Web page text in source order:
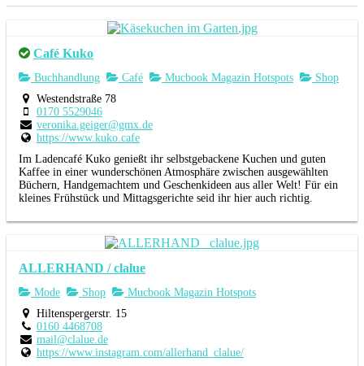
Café Kuko
Buchhandlung Café Mucbook Magazin Hotspots
Shop
Westendstraße 78
0170 5529046
veronika.geiger@gmx.de
https://www.kuko.cafe
Im Ladencafé Kuko genießt ihr selbstgebackene Kuchen und guten
Kaffee in einer wunderschönen Atmosphäre zwischen ausgewählten
Büchern, Handgemachtem und Geschenkideen aus aller Welt! Für ein
kleines Frühstück und Mittagsgerichte seid ihr hier auch richtig.
ALLERHAND / clalue
Mode Shop
Mucbook Magazin Hotspots
Hiltenspergerstr. 15
0160 4468708
mail@clalue.de
https://www.instagram.com/allerhand_clalue/